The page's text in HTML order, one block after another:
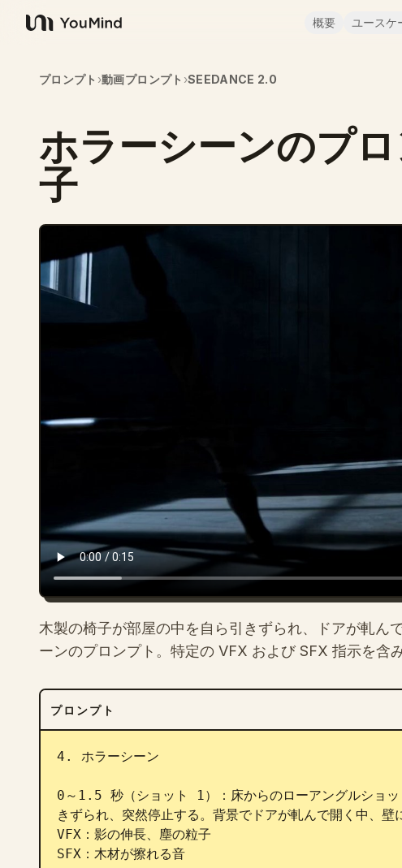
YouMind
概要 ユースケ
プロンプト ›動画プロンプト ›SEEDANCE 2.0
ホラーシーンのプ
子
木製の椅子が部屋の中を自ら引きずられ、ドアが軋ん
ーンのプロンプト。特定の VFX および SFX 指示を含み
プロンプト
4. ホラーシーン
0～1.5 秒（ショット 1）：床からのローアングルショッ
きずられ、突然停止する。背景でドアが軋んで開く中、壁
VFX：影の伸長、塵の粒子
SFX：木材が擦れる音